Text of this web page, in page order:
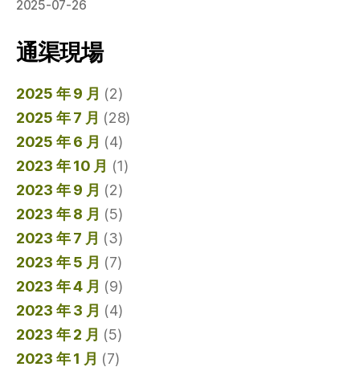
2025-07-26
通渠現場
2025 年 9 月 (2)
2025 年 7 月 (28)
2025 年 6 月 (4)
2023 年 10 月 (1)
2023 年 9 月 (2)
2023 年 8 月 (5)
2023 年 7 月 (3)
2023 年 5 月 (7)
2023 年 4 月 (9)
2023 年 3 月 (4)
2023 年 2 月 (5)
2023 年 1 月 (7)